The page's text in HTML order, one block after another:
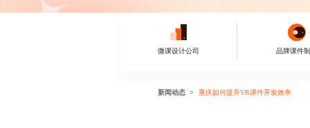
微课设计公司 品牌课件
新闻动态 重庆如何提升VR课件开发效率